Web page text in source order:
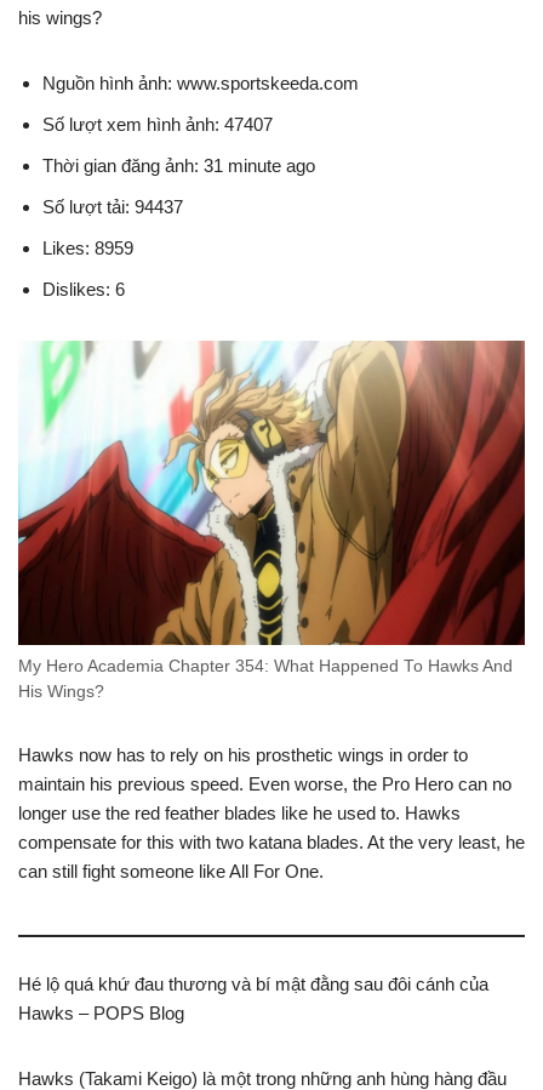
his wings?
Nguồn hình ảnh: www.sportskeeda.com
Số lượt xem hình ảnh: 47407
Thời gian đăng ảnh: 31 minute ago
Số lượt tải: 94437
Likes: 8959
Dislikes: 6
My Hero Academia Chapter 354: What Happened To Hawks And
His Wings?
Hawks now has to rely on his prosthetic wings in order to
maintain his previous speed. Even worse, the Pro Hero can no
longer use the red feather blades like he used to. Hawks
compensate for this with two katana blades. At the very least, he
can still fight someone like All For One.
Hé lộ quá khứ đau thương và bí mật đằng sau đôi cánh của
Hawks – POPS Blog
Hawks (Takami Keigo) là một trong những anh hùng hàng đầu